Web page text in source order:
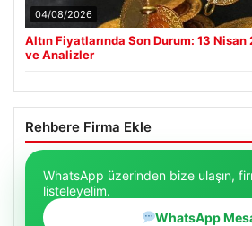
04/08/2026
Altın Fiyatlarında Son Durum: 13
ve Analizler
Rehbere Firma Ekle
WhatsApp üzerinden bize ulaşın,
listeleyelim.
WhatsApp